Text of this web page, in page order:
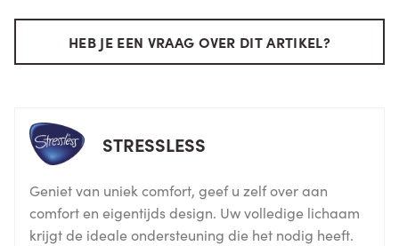
HEB JE EEN VRAAG OVER DIT ARTIKEL?
STRESSLESS
Geniet van uniek comfort, geef u zelf over aan
comfort en eigentijds design. Uw volledige lichaam
krijgt de ideale ondersteuning die het nodig heeft.